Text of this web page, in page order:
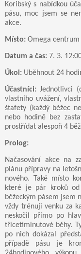
Koribský s nabídkou
pásu, moc jsem se
akce.
Místo: Omega
Datum a čas: 7. 3.
Úkol: Uběhnout 24
Účastníci: Jednotlivci
vlastního uvážení,
štafety (každý běžec
nebo hodině bez
prostřídat alespoň 4
Prolog:
Načasování akce na
plánu přípravy na
nového. Také místo
které je pár kroků od
běžeckým pásem jsem
vždy trénuji venku za
neskočil přímo po
třicetiminutové běhy.
po nich dokázal
případě pásu je